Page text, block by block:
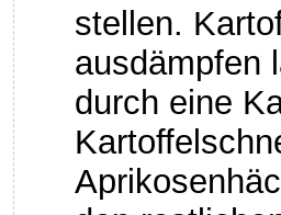
stellen.
ausdämpfen
durch eine